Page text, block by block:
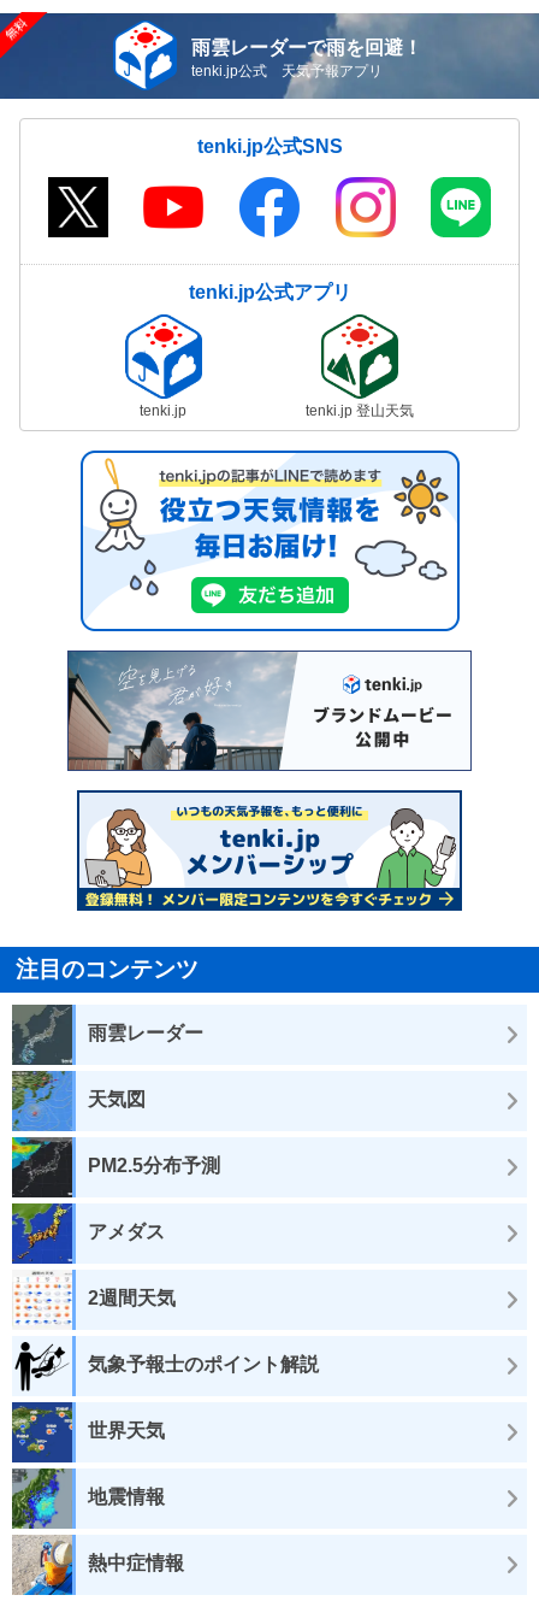
雨雲レーダーで雨を回避！
tenki.jp公式 天気予報アプリ
tenki.jp公式SNS
tenki.jp公式アプリ
tenki.jp tenki.jp 登山天気
注目のコンテンツ
雨雲レーダー
天気図
PM2.5分布予測
アメダス
2週間天気
気象予報士のポイント解説
世界天気
地震情報
熱中症情報